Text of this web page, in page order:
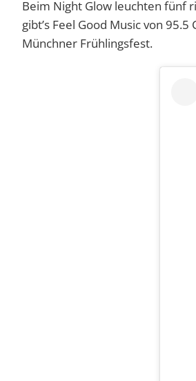
Beim Night Glow leuchten fünf
gibt’s Feel Good Music von
Münchner Frühlingsfest.